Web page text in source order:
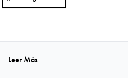
Leer Más